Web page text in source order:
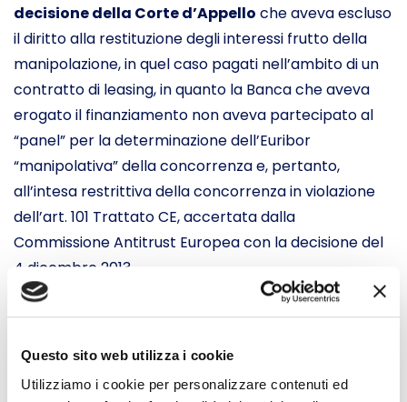
Questo sito web utilizza i cookie
Utilizziamo i cookie per personalizzare contenuti ed
decisione della Corte d’Appello che aveva escluso
il diritto alla restituzione degli interessi frutto della
manipolazione, in quel caso pagati nell’ambito di un
contratto di leasing, in quanto la Banca che aveva
erogato il finanziamento non aveva partecipato al
“panel” per la determinazione dell’Euribor
“manipolativa” della concorrenza e, pertanto,
all’intesa restrittiva della concorrenza in violazione
dell’art. 101 Trattato CE, accertata dalla
Commissione Antitrust Europea con la decisione del
4 dicembre 2013.
La Cassazione ha richiamato i
principi già espressi
febbraio 2005, secondo cui la violazione di interessi
riconosciuti rilevanti dall’ordinamento giuridico,